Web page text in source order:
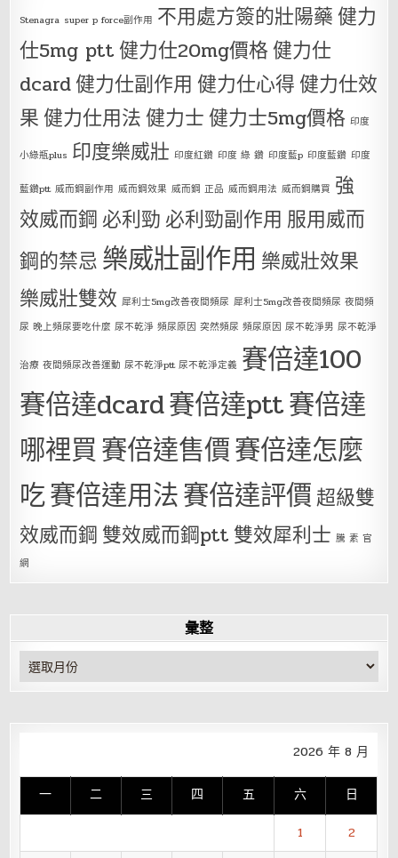
Stenagra super p force副作用 不用處方簽的壯陽藥健力
仕5mg ptt健力仕20mg價格健力仕
dcard健力仕副作用 健力仕心得健力仕效
果健力仕用法健力士健力士5mg價格 印度
小綠瓶plus 印度樂威壯 印度紅鑽 印度 綠 鑽 印度藍p 印度藍鑽 印度
藍鑽ptt 威而鋼副作用 威而鋼效果 威而鋼 正品 威而鋼用法 威而鋼購買 強
效威而鋼 必利勁 必利勁副作用 服用威而
鋼的禁忌 樂威壯副作用 樂威壯效果
樂威壯雙效 犀利士5mg改善夜間頻尿 犀利士5mg改善夜間頻尿 夜間頻
尿 晚上頻尿要吃什麼 尿不乾淨 頻尿原因 突然頻尿 頻尿原因 尿不乾淨男 尿不乾淨
治療 夜間頻尿改善運動 尿不乾淨ptt 尿不乾淨定義 賽倍達100
賽倍達dcard賽倍達ptt賽倍達
哪裡買賽倍達售價賽倍達怎麼
吃賽倍達用法賽倍達評價超級雙
效威而鋼 雙效威而鋼ptt 雙效犀利士 騰 素 官
網
彙整
彙
整
2026 年 8 月
一 二 三 四 五 六 日
1
2